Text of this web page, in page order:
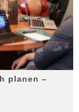
planen –